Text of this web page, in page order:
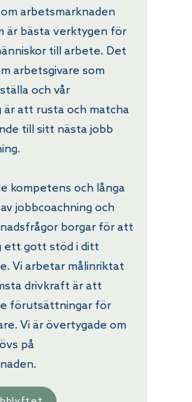
arbetsmarknaden
är bästa verktygen för
till arbete. Det
arbetsgivare som
och vår
är att rusta och matcha
till sitt nästa jobb
kompetens och långa
jobbcoachning och
borgar för att
ett gott stöd i ditt
Vi arbetar målinriktat
drivkraft är att
förutsättningar för
Vi är övertygade om
på